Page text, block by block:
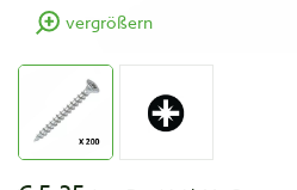
vergrößern